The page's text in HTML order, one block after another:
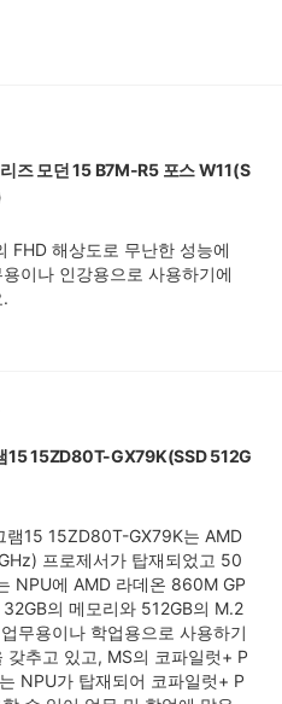
즈 모던 15 B7M-R5 포스 W11(S
FHD 해상도로 무난한 성능에
이나 인강용으로 사용하기에
15 15ZD80T-GX79K(SSD 512G
램15 15ZD80T-GX79K는 AMD
프로제서가 탑재되었고 50
NPU에 AMD 라데온 860M GP
의 메모리와 512GB의 M.2
무용이나 학업용으로 사용하기
갖추고 있고, MS의 코파일럿+ P
NPU가 탑재되어 코파일럿+ P